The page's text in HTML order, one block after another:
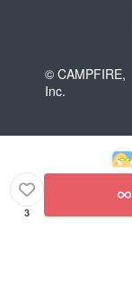
© CAMPFIRE,
Inc.
3